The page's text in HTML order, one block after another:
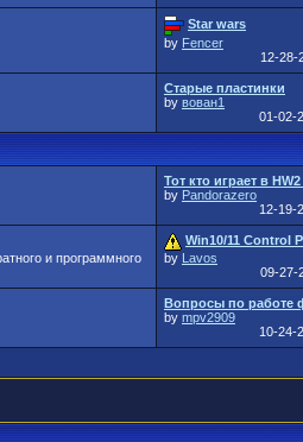
Star wars
by Fencer
12-28-
Старые пластинки
by вован1
01-02-
Тот кто играет в
by Pandorazero
12-19-
и программного
Win10/11 Control
by Lavos
09-27-
Вопросы по работе
by mpv2909
10-24-